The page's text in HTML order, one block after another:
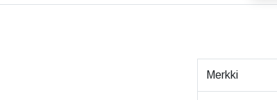
Merkki